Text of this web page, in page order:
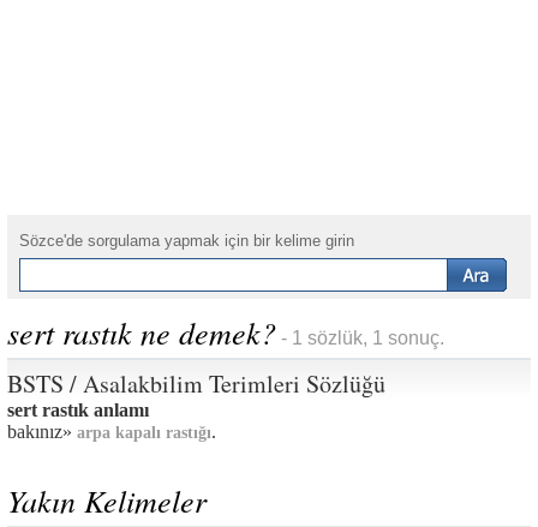
Sözce'de sorgulama yapmak için bir kelime girin
sert rastık ne demek? - 1 sözlük, 1 sonuç.
BSTS / Asalakbilim Terimleri Sözlüğü
sert rastık anlamı
bakınız» arpa kapalı rastığı.
Yakın Kelimeler